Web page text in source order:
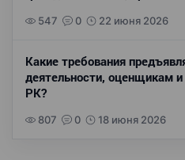
547 0 22 июня 2026
Какие требования
деятельности, оценщикам
РК?
807 0 18 июня 2026